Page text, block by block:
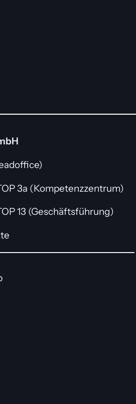
3a (Kompetenzzentrum)
13 (Geschäftsführung)